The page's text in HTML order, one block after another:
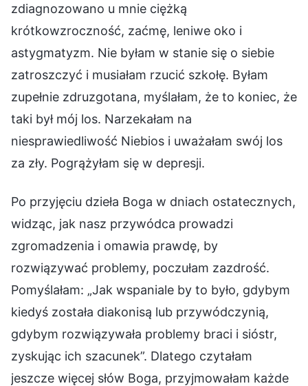
zdiagnozowano u mnie ciężką
krótkowzroczność, zaćmę, leniwe oko i
astygmatyzm. Nie byłam w stanie się o siebie
zatroszczyć i musiałam rzucić szkołę. Byłam
zupełnie zdruzgotana, myślałam, że to koniec, że
taki był mój los. Narzekałam na
niesprawiedliwość Niebios i uważałam swój los
za zły. Pogrążyłam się w depresji.
Po przyjęciu dzieła Boga w dniach ostatecznych,
widząc, jak nasz przywódca prowadzi
zgromadzenia i omawia prawdę, by
rozwiązywać problemy, poczułam zazdrość.
Pomyślałam: „Jak wspaniale by to było, gdybym
kiedyś została diakonisą lub przywódczynią,
gdybym rozwiązywała problemy braci i sióstr,
zyskując ich szacunek”. Dlatego czytałam
jeszcze więcej słów Boga, przyjmowałam każde